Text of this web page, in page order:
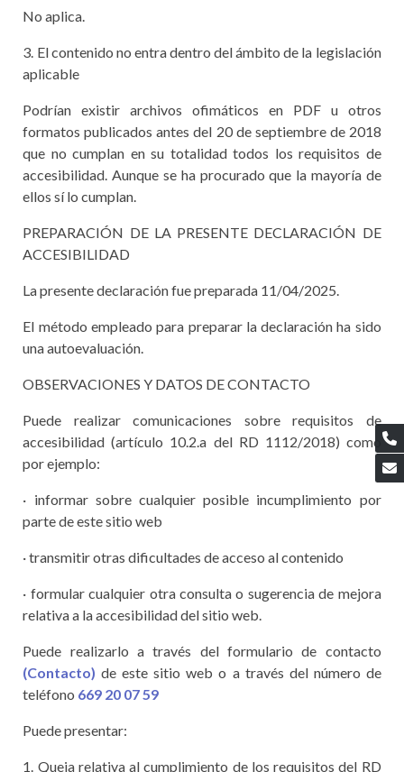
No aplica.
3. El contenido no entra dentro del ámbito de la legislación
aplicable
Podrían existir archivos ofimáticos en PDF u otros
formatos publicados antes del 20 de septiembre de 2018
que no cumplan en su totalidad todos los requisitos de
accesibilidad. Aunque se ha procurado que la mayoría de
ellos sí lo cumplan.
PREPARACIÓN DE LA PRESENTE DECLARACIÓN DE
ACCESIBILIDAD
La presente declaración fue preparada 11/04/2025.
El método empleado para preparar la declaración ha sido
una autoevaluación.
OBSERVACIONES Y DATOS DE CONTACTO
Puede realizar comunicaciones sobre requisitos de
accesibilidad (artículo 10.2.a del RD 1112/2018) como
por ejemplo:
· informar sobre cualquier posible incumplimiento por
parte de este sitio web
· transmitir otras dificultades de acceso al contenido
· formular cualquier otra consulta o sugerencia de mejora
relativa a la accesibilidad del sitio web.
Puede realizarlo a través del formulario de contacto
(Contacto) de este sitio web o a través del número de
teléfono 669 20 07 59
Puede presentar:
1. Queja relativa al cumplimiento de los requisitos del RD